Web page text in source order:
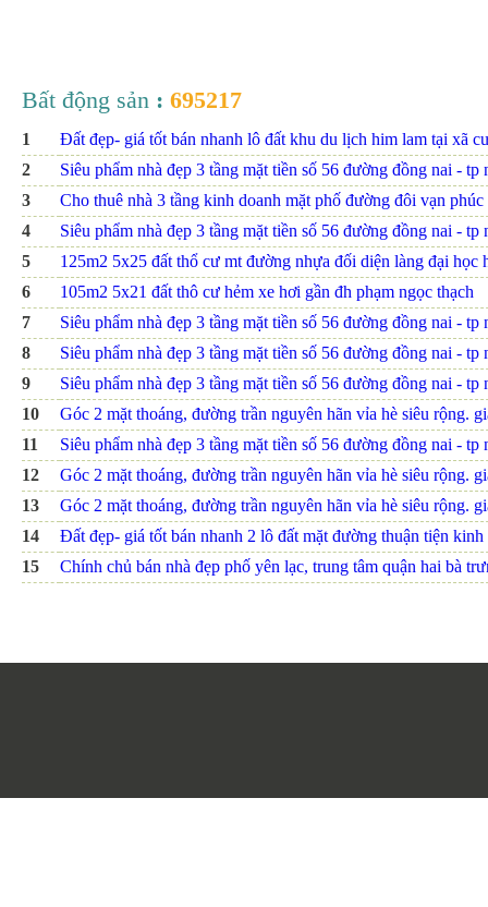
Bất động sản : 695217
1
Đất đẹp- giá tốt bán nhanh lô đất khu du lịch him lam tại xã
2
Siêu phẩm nhà đẹp 3 tầng mặt tiền số 56 đường đồng nai - tp
3
Cho thuê nhà 3 tầng kinh doanh mặt phố đường đôi vạn phúc
4
Siêu phẩm nhà đẹp 3 tầng mặt tiền số 56 đường đồng nai - tp
5
125m2 5x25 đất thổ cư mt đường nhựa đối diện làng đại học
6
105m2 5x21 đất thô cư hẻm xe hơi gần đh phạm ngọc thạch
7
Siêu phẩm nhà đẹp 3 tầng mặt tiền số 56 đường đồng nai - tp
8
Siêu phẩm nhà đẹp 3 tầng mặt tiền số 56 đường đồng nai - tp
9
Siêu phẩm nhà đẹp 3 tầng mặt tiền số 56 đường đồng nai - tp
10
Góc 2 mặt thoáng, đường trần nguyên hãn vỉa hè siêu rộng.
11
Siêu phẩm nhà đẹp 3 tầng mặt tiền số 56 đường đồng nai - tp
12
Góc 2 mặt thoáng, đường trần nguyên hãn vỉa hè siêu rộng.
13
Góc 2 mặt thoáng, đường trần nguyên hãn vỉa hè siêu rộng.
14
Đất đẹp- giá tốt bán nhanh 2 lô đất mặt đường thuận tiện
15
Chính chủ bán nhà đẹp phố yên lạc, trung tâm quận hai bà